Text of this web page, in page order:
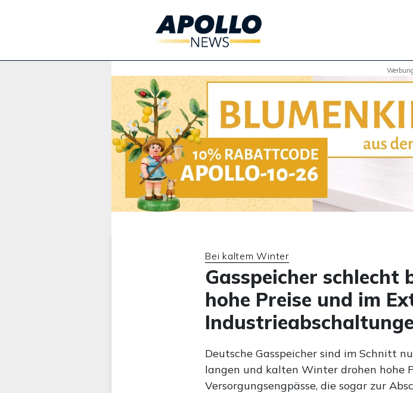
Werbung
Bei kaltem Winter
Gasspeicher schlecht
hohe Preise und im
Deutsche Gasspeicher sind im Schnitt
langen und kalten Winter drohen hohe
Versorgungsengpässe, die sogar zur